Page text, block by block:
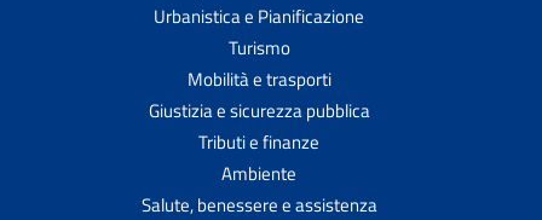
Urbanistica e Pianificazione
Turismo
Mobilità e trasporti
Giustizia e sicurezza pubblica
Tributi e finanze
Ambiente
Salute, benessere e assistenza